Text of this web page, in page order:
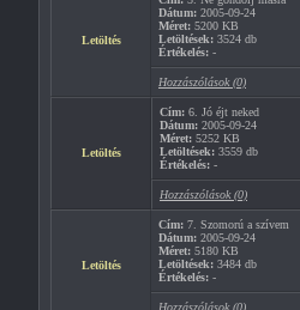
Letöltés
Dátum: 2005-09-24
Méret: 5200 KB
Letöltések: 3524 db
Értékelés: -
Hozzászólások (0)
Letöltés
Cím: 6. Jó éjt neked
Dátum: 2005-09-24
Méret: 5252 KB
Letöltések: 3559 db
Értékelés: -
Hozzászólások (0)
Letöltés
Cím: 7. Szomorú a szívem
Dátum: 2005-09-24
Méret: 5180 KB
Letöltések: 3484 db
Értékelés: -
Hozzászólások (0)